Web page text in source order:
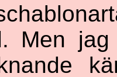
Men